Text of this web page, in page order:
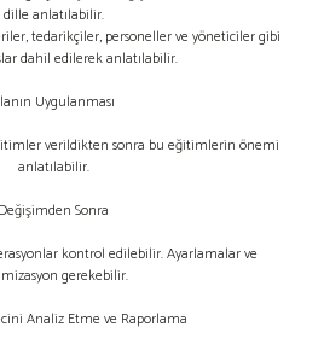
dille anlatılabilir.
tedarikçiler, personeller ve yöneticiler gibi
dahil edilerek anlatılabilir.
Uygulanması
verildikten sonra bu eğitimlerin önemi
anlatılabilir.
Değişimden Sonra
kontrol edilebilir. Ayarlamalar ve
gerekebilir.
Analiz Etme ve Raporlama